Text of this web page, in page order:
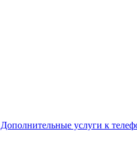
Дополнительные услуги к